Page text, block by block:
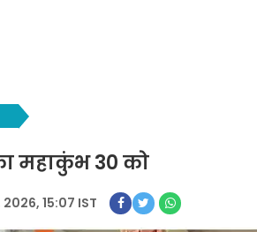
महाकुंभ 30 को
15:07 IST